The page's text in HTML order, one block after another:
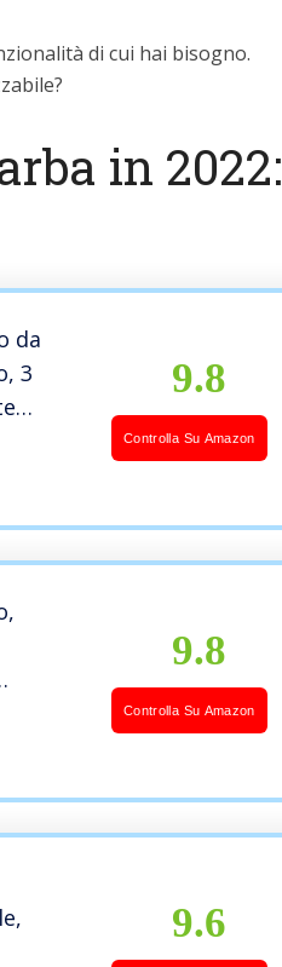
di cui hai bisogno.
in 2022:
da
3
e
9.8
Controlla Su Amazon
9.8
Controlla Su Amazon
9.6